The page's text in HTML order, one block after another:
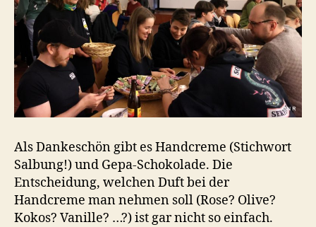
Als Dankeschön gibt es Handcreme (Stichwort
Salbung!) und Gepa-Schokolade. Die
Entscheidung, welchen Duft bei der
Handcreme man nehmen soll (Rose? Olive?
Kokos? Vanille? …?) ist gar nicht so einfach.